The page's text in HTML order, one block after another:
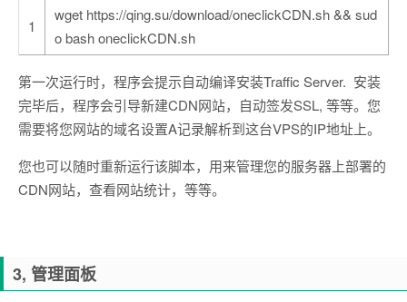
1
wget https://qing.su/download/oneclickCDN.sh && sud
o bash oneclickCDN.sh
第一次运行时，程序会提示自动编译安装Traffic Server. 安装
完毕后，程序会引导新建CDN网站，自动签发SSL, 等等。您
需要将您网站的域名设置A记录解析到这台VPS的IP地址上。
您也可以随时重新运行该脚本，用来管理您的服务器上部署的
CDN网站，查看网站统计，等等。
3, 管理面板